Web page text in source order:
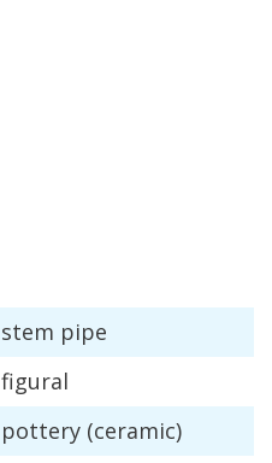
stem pipe
figural
pottery (ceramic)